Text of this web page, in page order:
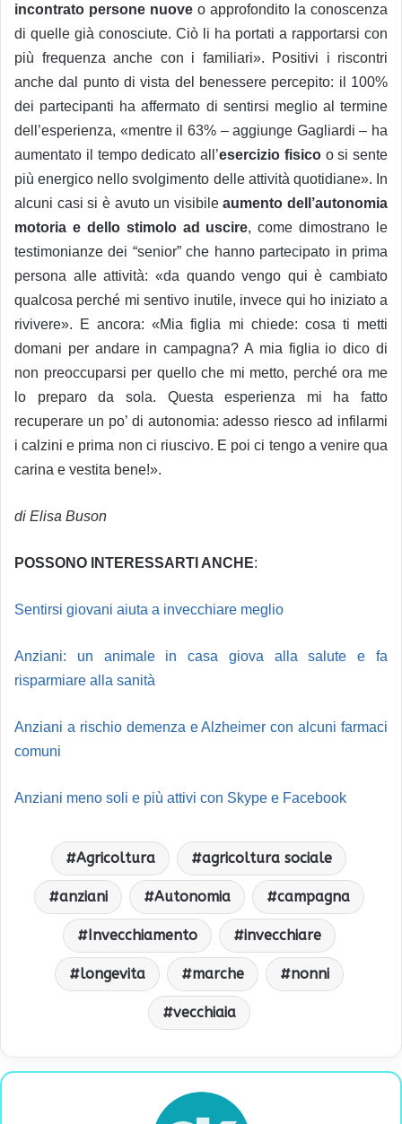
incontrato persone nuove o approfondito la conoscenza
di quelle già conosciute. Ciò li ha portati a rapportarsi con
più frequenza anche con i familiari». Positivi i riscontri
anche dal punto di vista del benessere percepito: il 100%
dei partecipanti ha affermato di sentirsi meglio al termine
dell’esperienza, «mentre il 63% – aggiunge Gagliardi – ha
aumentato il tempo dedicato all’esercizio fisicoo si sente
più energico nello svolgimento delle attività quotidiane». In
alcuni casi si è avuto un visibileaumento dell’autonomia
motoria e dello stimolo ad uscire, come dimostrano le
testimonianze dei “senior” che hanno partecipato in prima
persona alle attività: «da quando vengo qui è cambiato
qualcosa perché mi sentivo inutile, invece qui ho iniziato a
rivivere». E ancora: «Mia figlia mi chiede: cosa ti metti
domani per andare in campagna? A mia figlia io dico di
non preoccuparsi per quello che mi metto, perché ora me
lo preparo da sola. Questa esperienza mi ha fatto
recuperare un po’ di autonomia: adesso riesco ad infilarmi
i calzini e prima non ci riuscivo. E poi ci tengo a venire qua
carina e vestita bene!».
di Elisa Buson
POSSONO INTERESSARTI ANCHE:
Sentirsi giovani aiuta a invecchiare meglio
Anziani: un animale in casa giova alla salute e fa
risparmiare alla sanità
Anziani a rischio demenza e Alzheimer con alcuni farmaci
comuni
Anziani meno soli e più attivi con Skype e Facebook
Agricoltura agricoltura sociale
anziani Autonomia campagna
Invecchiamento invecchiare
longevita marche nonni
vecchiaia